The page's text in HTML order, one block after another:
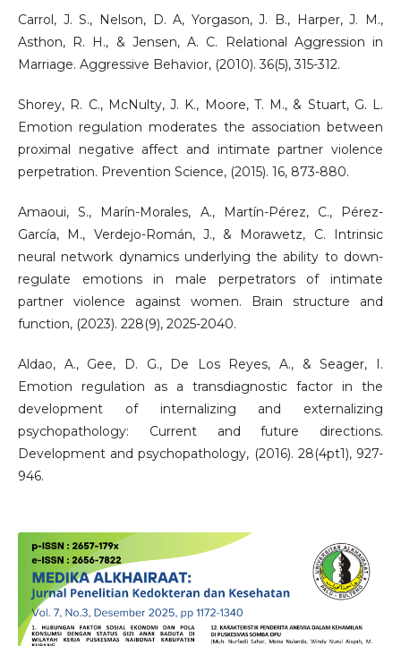
Carrol, J. S., Nelson, D. A, Yorgason, J. B., Harper, J. M.,
Asthon, R. H., & Jensen, A. C. Relational Aggression in
Marriage. Aggressive Behavior, (2010). 36(5), 315-312.
Shorey, R. C., McNulty, J. K., Moore, T. M., & Stuart, G. L.
Emotion regulation moderates the association between
proximal negative affect and intimate partner violence
perpetration. Prevention Science, (2015). 16, 873-880.
Amaoui, S., Marín-Morales, A., Martín-Pérez, C., Pérez-
García, M., Verdejo-Román, J., & Morawetz, C. Intrinsic
neural network dynamics underlying the ability to down-
regulate emotions in male perpetrators of intimate
partner violence against women. Brain structure and
function, (2023). 228(9), 2025-2040.
Aldao, A., Gee, D. G., De Los Reyes, A., & Seager, I.
Emotion regulation as a transdiagnostic factor in the
development of internalizing and externalizing
psychopathology: Current and future directions.
Development and psychopathology, (2016). 28(4pt1), 927-
946.